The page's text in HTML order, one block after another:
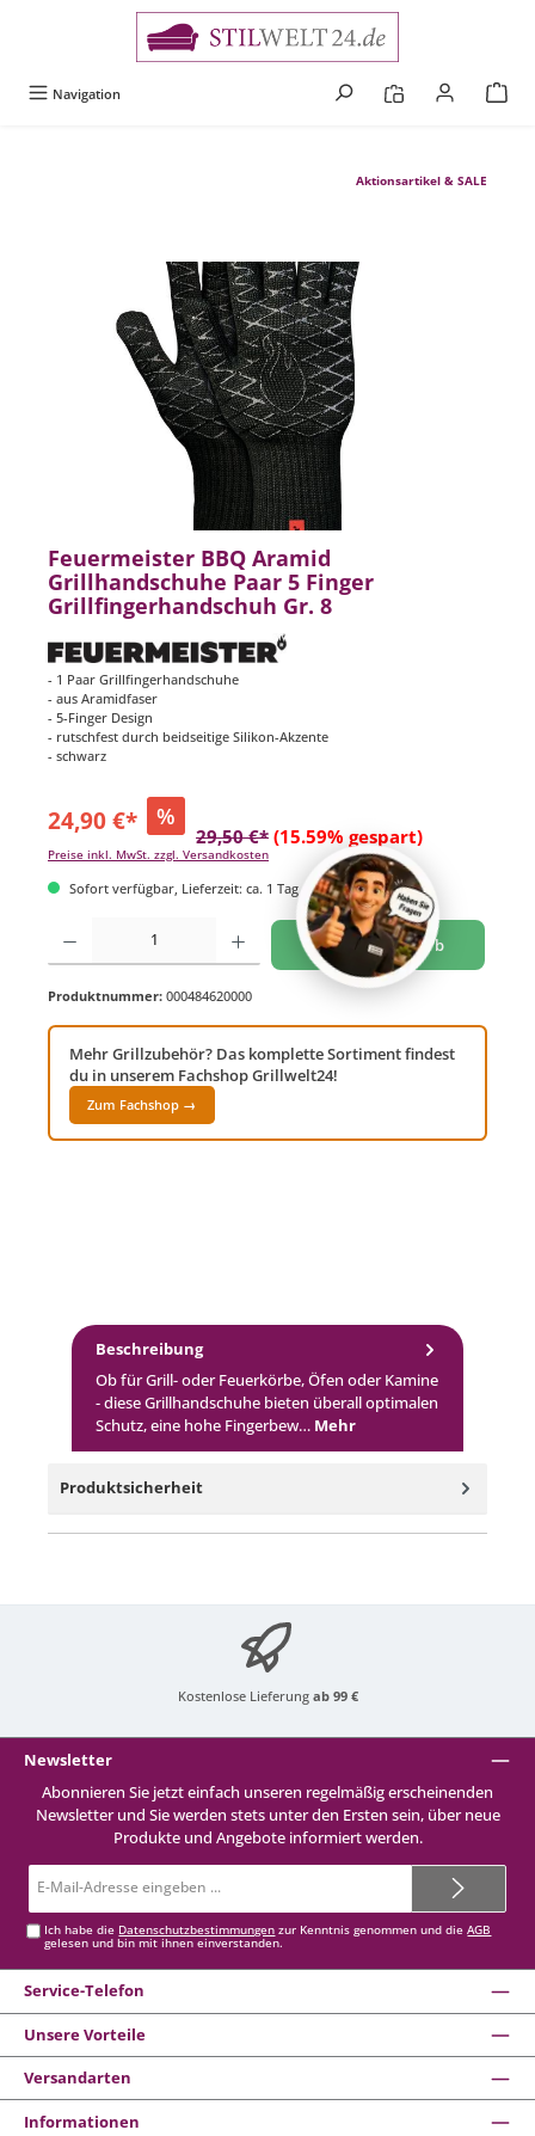
Navigation
Aktionsartikel & SALE
Bildergalerie überspringen
Feuermeister BBQ Aramid
Grillhandschuhe Paar 5 Finger
Grillfingerhandschuh Gr. 8
- 1 Paar Grillfingerhandschuhe
- aus Aramidfaser
- 5-Finger Design
- rutschfest durch beidseitige Silikon-Akzente
- schwarz
24,90 €* %
29,50 €* (15.59% gespart)
Preise inkl. MwSt. zzgl. Versandkosten
Sofort verfügbar, Lieferzeit: ca. 1 Tag
Produkt Anzahl: Gib den gewünschten Wert ein oder benutze die Schaltflächen um
In den Warenkorb
Produktnummer: 000484620000
Mehr Grillzubehör? Das komplette Sortiment findest
du in unserem Fachshop Grillwelt24!
Zum Fachshop →
Beschreibung
Ob für Grill- oder Feuerkörbe, Öfen oder Kamine
- diese Grillhandschuhe bieten überall optimalen
Schutz, eine hohe Fingerbew… Mehr
Produktsicherheit
Kostenlose Lieferung ab 99 €
Newsletter
Abonnieren Sie jetzt einfach unseren regelmäßig erscheinenden
Newsletter und Sie werden stets unter den Ersten sein, über neue
Produkte und Angebote informiert werden.
Mail-
Ich habe die Datenschutzbestimmungen zur Kenntnis genommen und dieAGB
gelesen und bin mit ihnen einverstanden.
Service-Telefon
Unsere Vorteile
Versandarten
Informationen